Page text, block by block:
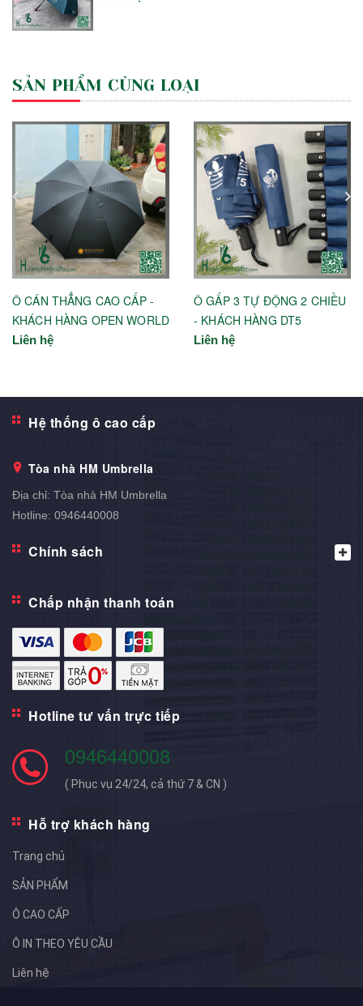
SẢN PHẨM CÙNG LOẠI
Ô CÁN THẲNG CAO CẤP -
KHÁCH HÀNG OPEN WORLD
Liên hệ
Ô GẤP 3 TỰ ĐỘNG 2 CHIỀU
- KHÁCH HÀNG DT5
Liên hệ
Hệ thống ô cao cấp
Tòa nhà HM Umbrella
Địa chỉ: Tòa nhà HM Umbrella
Hotline: 0946440008
Chính sách
Chấp nhận thanh toán
Hotline tư vấn trực tiếp
0946440008
( Phục vụ 24/24, cả thứ 7 & CN )
Hỗ trợ khách hàng
Trang chủ
SẢN PHẨM
Ô CAO CẤP
Ô IN THEO YÊU CẦU
Liên hệ